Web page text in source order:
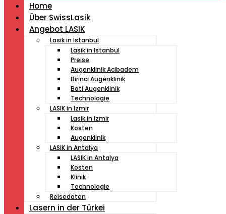
Home
Über SwissLasik
Angebot LASIK
Lasik in Istanbul
Lasik in Istanbul
Preise
Augenklinik Acibadem
Birinci Augenklinik
Bati Augenklinik
Technologie
LASIK in Izmir
Lasik in Izmir
Kosten
Augenklinik
LASIK in Antalya
LASIK in Antalya
Kosten
Klinik
Technologie
Reisedaten
Lasern in der Türkei